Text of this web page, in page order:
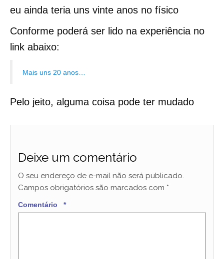
eu ainda teria uns vinte anos no físico
Conforme poderá ser lido na experiência no
link abaixo:
Mais uns 20 anos…
Pelo jeito, alguma coisa pode ter mudado
Deixe um comentário
O seu endereço de e-mail não será publicado.
Campos obrigatórios são marcados com *
Comentário*